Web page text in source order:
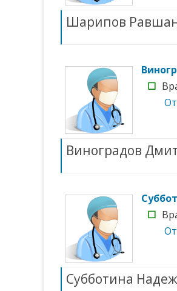
Шарипов
☐
Виноградов
☐
Субботина